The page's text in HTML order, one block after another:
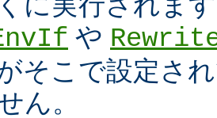
や
そこで設定さ
ん。